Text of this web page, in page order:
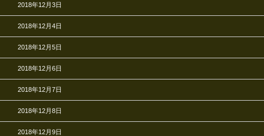
2018年12月3日
2018年12月4日
2018年12月5日
2018年12月6日
2018年12月7日
2018年12月8日
2018年12月9日